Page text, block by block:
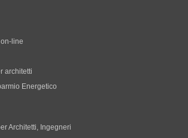
line
architetti
Energetico
Architetti, Ingegneri